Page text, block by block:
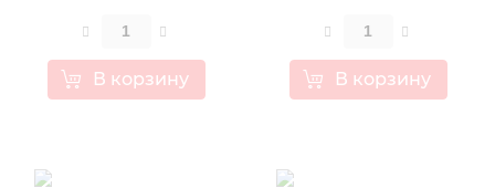
В корзину В корзину